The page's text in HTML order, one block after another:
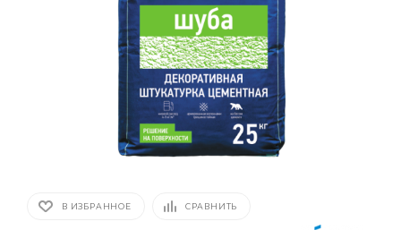
В ИЗБРАННОЕ СРАВНИТЬ